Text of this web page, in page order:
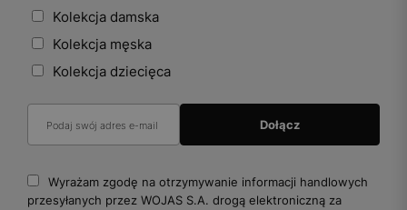
Kolekcja damska
Kolekcja męska
Kolekcja dziecięca
Wyrażam zgodę na otrzymywanie informacji handlowych
przesyłanych przez WOJAS S.A. drogą elektroniczną za